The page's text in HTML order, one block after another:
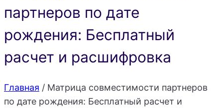
партнеров по дате
рождения: Бесплатный
расчет и расшифровка
Главная / Матрица совместимости партнеров
по дате рождения: Бесплатный расчет и